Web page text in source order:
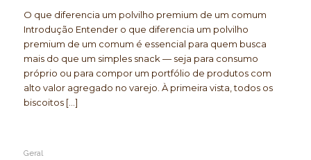
O que diferencia um polvilho premium de um comum
Introdução Entender o que diferencia um polvilho
premium de um comum é essencial para quem busca
mais do que um simples snack — seja para consumo
próprio ou para compor um portfólio de produtos com
alto valor agregado no varejo. À primeira vista, todos os
biscoitos […]
Geral